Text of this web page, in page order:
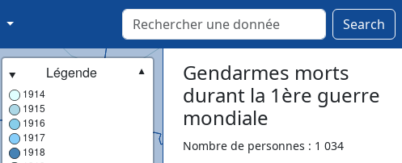
Search
Légende
▼
1914
1915
1916
1917
1918
Gendarmes morts
durant la 1ère guerre
mondiale
Nombre de personnes : 1 034
MPF
DUFLOS Léon Adrien MPF
MPF
DUMAS Antoine Marius
MPF
FARGE Charles Maurice